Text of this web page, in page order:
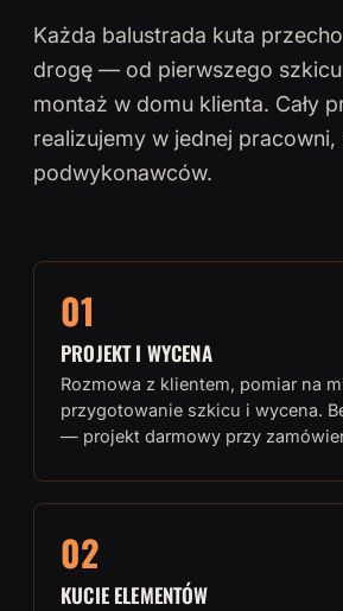
Każda balustrada kuta
drogę — od pierwszego
montaż w domu klienta. Cały
realizujemy w jednej pracowni,
podwykonawców.
01
PROJEKT I WYCENA
Rozmowa z klientem, pomiar na
przygotowanie szkicu i wycena.
— projekt darmowy przy
02
KUCIE ELEMENTÓW